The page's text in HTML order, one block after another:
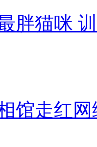
胖猫咪
馆走红网